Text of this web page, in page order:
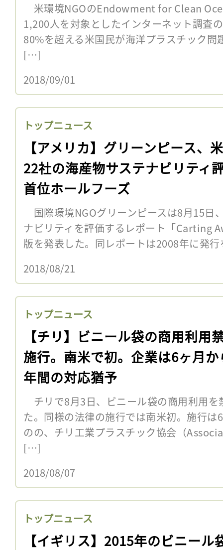
米環境NGOのEndowment for Clean
1,200人を対象としたインターネット調査
80%を超える米国民が海洋プラスチック
[…]
2018/09/01
トップニュース
【アメリカ】グリーンピース、
22社の海産物サステナビリティ
首位ホールフーズ
国際環境NGOグリーンピースは8月15日
ナビリティを評価するレポート「Carting
版を発表した。同レポートは2008年に発
2018/08/21
トップニュース
【チリ】ビニール袋の商用利用
施行。南米で初。企業は6ヶ月か
年間の対応猶予
チリで8月3日、ビニール袋の商用利用を
た。同様の法律の施行では南米初。施行は
のの、チリ工業プラスチック協会（
[…]
2018/08/07
トップニュース
【イギリス】2015年のビニール